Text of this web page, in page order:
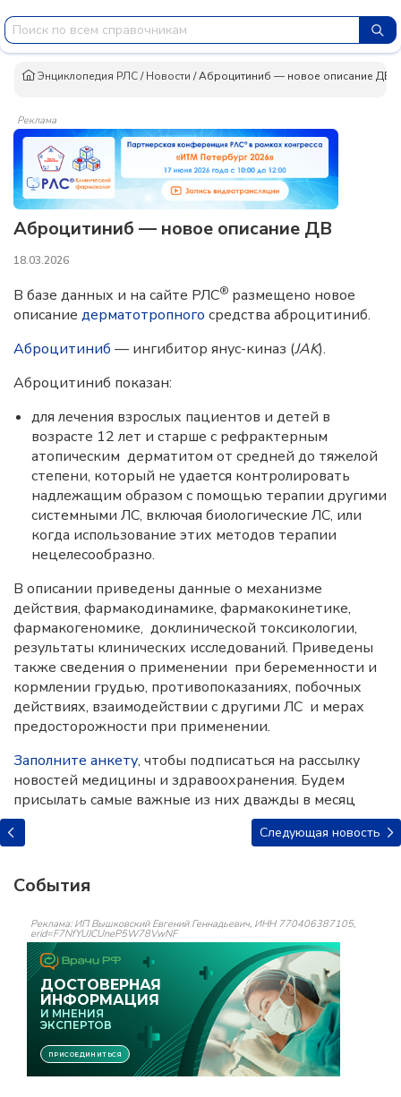
Энциклопедия РЛС/Новости /Аброцитиниб — новое описание ДВ
Реклама
Аброцитиниб — новое описание ДВ
18.03.2026
В базе данных и на сайте РЛС® размещено новое
описание дерматотропного средства аброцитиниб.
Аброцитиниб — ингибитор янус-киназ (JAK).
Аброцитиниб показан:
для лечения взрослых пациентов и детей в
возрасте 12 лет и старше с рефрактерным
атопическим дерматитом от средней до тяжелой
степени, который не удается контролировать
надлежащим образом с помощью терапии другими
системными ЛС, включая биологические ЛС, или
когда использование этих методов терапии
нецелесообразно.
В описании приведены данные о механизме
действия, фармакодинамике, фармакокинетике,
фармакогеномике, доклинической токсикологии,
результаты клинических исследований. Приведены
также сведения о применении при беременности и
кормлении грудью, противопоказаниях, побочных
действиях, взаимодействии с другими ЛС и мерах
предосторожности при применении.
Заполните анкету, чтобы подписаться на рассылку
новостей медицины и здравоохранения. Будем
присылать самые важные из них дважды в месяц
Следующая новость
События
Реклама: ИП Вышковский Евгений Геннадьевич, ИНН 770406387105,
erid=F7NfYUJCUneP5W78VwNF